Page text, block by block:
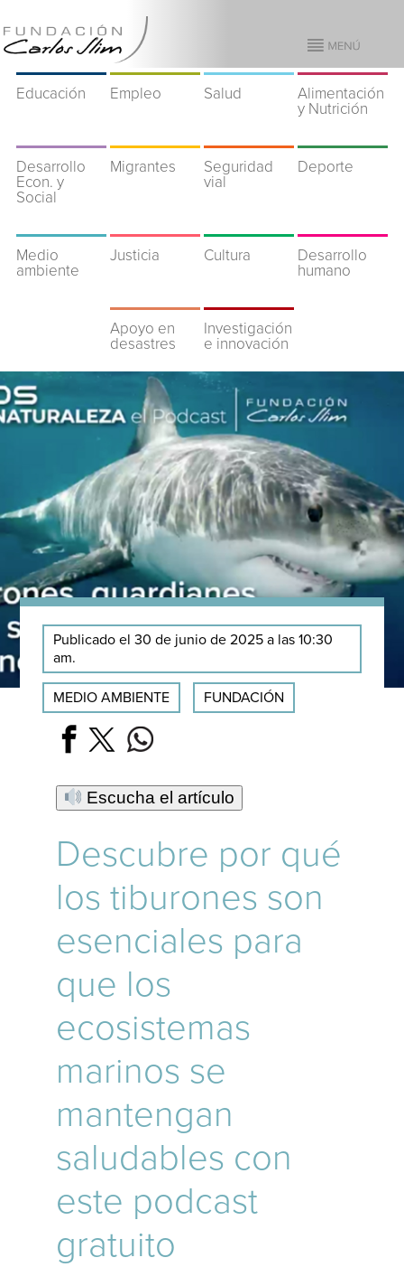
Educación Empleo Salud
Alimentación
y Nutrición
Desarrollo
Econ. y
Social
Migrantes
Seguridad
vial
Deporte
Medio
ambiente
Justicia Cultura
Desarrollo
humano
Apoyo en
desastres
Investigación
e innovación
Publicado el 30 de junio de 2025 a las 10:30
am.
MEDIO AMBIENTE FUNDACIÓN
Escucha el artículo
Descubre por qué
los tiburones son
esenciales para
que los
ecosistemas
marinos se
mantengan
saludables con
este podcast
gratuito